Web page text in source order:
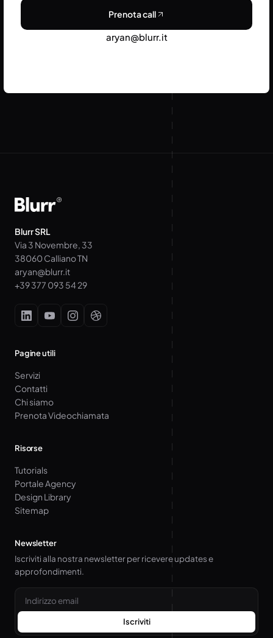
Prenota call
aryan@blurr.it
Blurr SRL
Via 3 Novembre, 33
38060 Calliano TN
aryan@blurr.it
+39 377 093 54 29
Pagine utili
Servizi
Contatti
Chi siamo
Prenota Videochiamata
Risorse
Tutorials
Portale Agency
Design Library
Sitemap
Newsletter
Iscriviti alla nostra newsletter per ricevere updates e
approfondimenti.
Email
Iscriviti